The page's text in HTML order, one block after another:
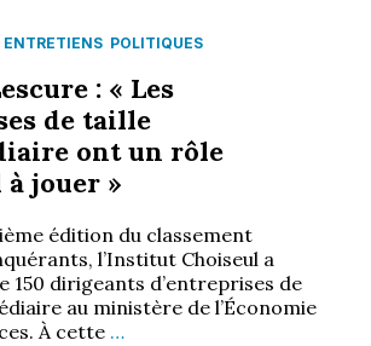
ENTRETIENS POLITIQUES
: « Les
de taille
ont un rôle
jouer »
édition du classement
l’Institut Choiseul a
150 dirigeants d’entreprises de
au ministère de l’Économie
À cette …